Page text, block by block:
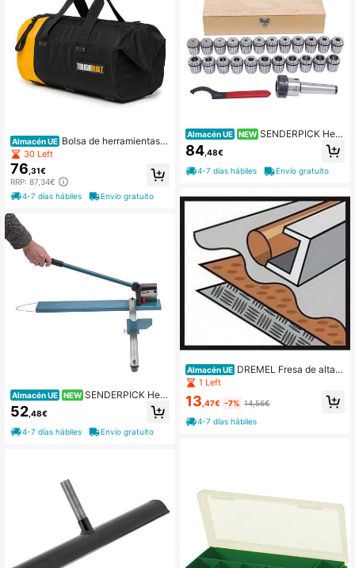
Almacén UE Bolsa de herramientas T
oughbuilt Massive Mouth tb-60-20
50 cm
30 Left
76 ,31€
RRP: 87,34€
4-7 días hábiles
Envío gratuito
Almacén UE NEW SENDERPICK Herr
amienta de torneado
52 ,48€
4-7 días hábiles
Envío gratuito
Almacén UE NEW SENDERPICK Herr
amienta de torneado
84,48€
4-7 días hábiles
Envío gratuito
Almacén UE DREMEL Fresa de alta v
elocidad 7,8 mm (144)
1 Left
13,47€ -7% 14,56€
4-7 días hábiles